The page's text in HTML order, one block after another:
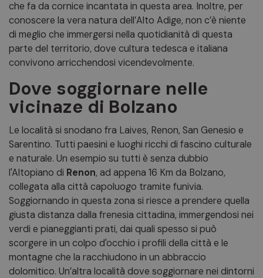
che fa da cornice incantata in questa area. Inoltre, per
conoscere la vera natura dell’Alto Adige, non c’è niente
di meglio che immergersi nella quotidianità di questa
parte del territorio, dove cultura tedesca e italiana
convivono arricchendosi vicendevolmente.
Dove soggiornare nelle
vicinaze di Bolzano
Le località si snodano fra Laives, Renon, San Genesio e
Sarentino. Tutti paesini e luoghi ricchi di fascino culturale
e naturale. Un esempio su tutti è senza dubbio
l'Altopiano di Renon, ad appena 16 Km da Bolzano,
collegata alla città capoluogo tramite funivia.
Soggiornando in questa zona si riesce a prendere quella
giusta distanza dalla frenesia cittadina, immergendosi nei
verdi e pianeggianti prati, dai quali spesso si può
scorgere in un colpo d'occhio i profili della città e le
montagne che la racchiudono in un abbraccio
dolomitico. Un’altra località dove soggiornare nei dintorni